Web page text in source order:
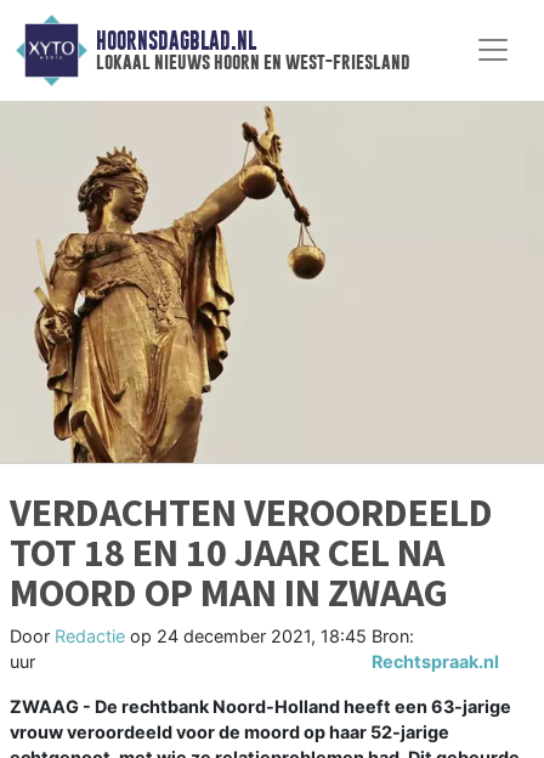
HOORNSDAGBLAD.NL
lokaal nieuws hoorn en west-friesland
VERDACHTEN VEROORDEELD
TOT 18 EN 10 JAAR CEL NA
MOORD OP MAN IN ZWAAG
Door Redactie op 24 december 2021, 18:45
uur
Bron:
Rechtspraak.nl
ZWAAG - De rechtbank Noord-Holland heeft een 63-jarige
vrouw veroordeeld voor de moord op haar 52-jarige